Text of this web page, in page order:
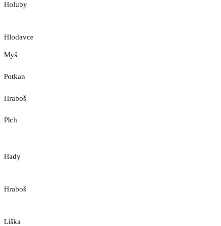
Holuby
Hlodavce
Myš
Potkan
Hraboš
Plch
Hady
Hraboš
Líška